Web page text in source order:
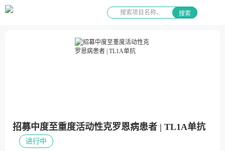
搜索
招募中度至重度活动性克罗恩病患者 | TL1A单抗
进行中